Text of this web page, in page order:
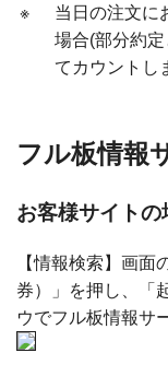
※
当日の注文に
場合(部分約
てカウントし
フル板情報
お客様サイトの
【情報検索】画面
券）」を押し、「
ウでフル板情報サ